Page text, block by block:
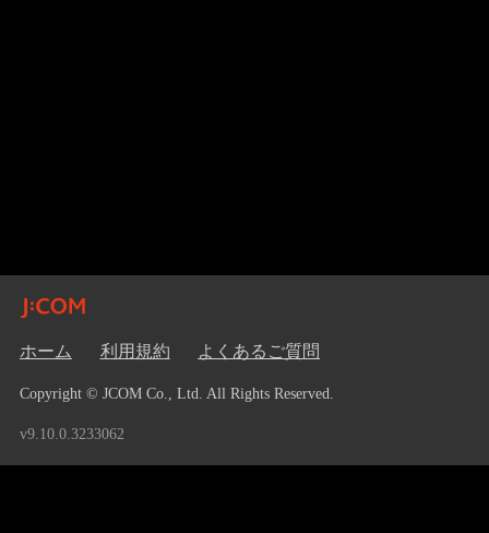
ホーム 利用規約 よくあるご質問
Copyright © JCOM Co., Ltd. All Rights Reserved.
v9.10.0.3233062